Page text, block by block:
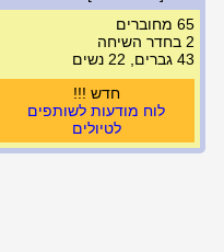
65 מחוברים
2 בחדר השיחה
43 גברים, 22 נשים
חדש !!!
לוח מודעות לשותפים
לטיולים